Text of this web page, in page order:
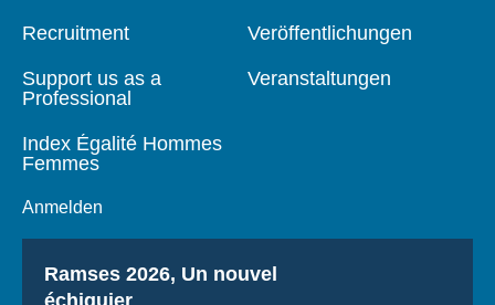
Recruitment
Support us as a
Professional
Index Égalité Hommes
Femmes
Anmelden
Veröffentlichungen
Veranstaltungen
Titre
Ramses 2026, Un nouvel
échiquier